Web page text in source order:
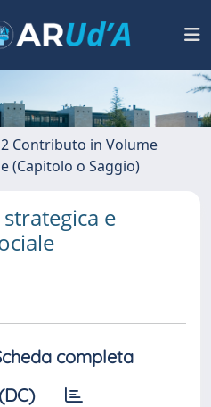
2 Contributo in Volume
(Capitolo o Saggio)
e
completa